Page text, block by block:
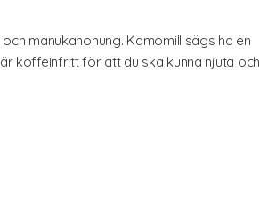
manukahonung. Kamomill sägs ha en
koffeinfritt för att du ska kunna njuta och